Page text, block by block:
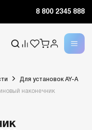
8 800 2345 888
Для установок AY-A
наконечник